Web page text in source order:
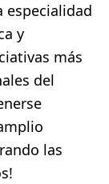
especialidad
y
más
del
las